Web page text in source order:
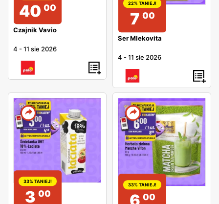
40 00
Czajnik Vavio
4 -11 sie 2026
22% TANIEJ!
7 00
Ser Mlekovita
4 -11 sie 2026
33% TANIEJ!
3 00
33% TANIEJ!
00